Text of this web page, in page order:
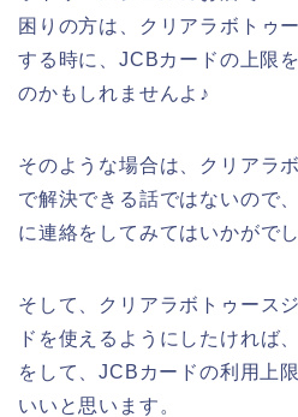
困りの方は、クリアラボトゥ
する時に、JCBカードの上限
のかもしれませんよ♪
そのような場合は、クリアラ
で解決できる話ではないので
に連絡をしてみてはいかがで
そして、クリアラボトゥース
ドを使えるようにしたければ
をして、JCBカードの利用上
いいと思います。